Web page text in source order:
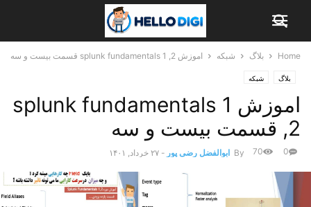
Home بلاگ شبکه اموزش splunk fundamentals 1 ,2 قسمت بیست و سه
بلاگ شبکه
اموزش splunk fundamentals 1
,2 قسمت بیست و سه
By ابوالفضل رضی پور - ۲۷ خرداد, ۱۴۰۱ 0
70